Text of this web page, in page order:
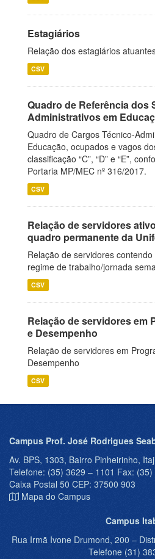
Estagiários
Relação dos estagiários
CSV
Quadro de Referência dos
Administrativos em
Quadro de Cargos Técnico-
Educação, ocupados e vagos
classificação “C”, “D” e “E”,
Portaria MP/MEC nº 316/2017.
CSV
Relação de servidores
quadro permanente da
Relação de servidores
regime de trabalho/jornada
CSV
Relação de servidores em
e Desempenho
Relação de servidores em
Desempenho
CSV
Campus Prof. José Rodrigues
Av. BPS, 1303, Bairro Pinheirinho,
Telefone: (35) 3629 – 1101 Fax:
Caixa Postal 50 CEP: 37500 903
Mapa do Campus
Campus
Rua Irmã Ivone Drumond, 200 –
Telefone (31)